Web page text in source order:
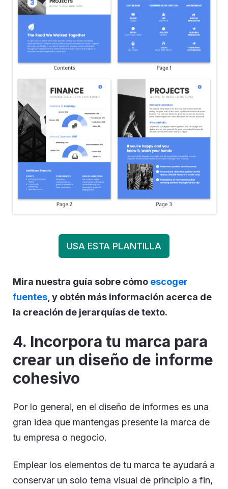
USA ESTA PLANTILLA
Mira nuestra guía sobre cómo escoger
fuentes, y obtén más información acerca de
la creación de jerarquías de texto.
4. Incorpora tu marca para
crear un diseño de informe
cohesivo
Por lo general, en el diseño de informes es una
gran idea que mantengas presente la marca de
tu empresa o negocio.
Emplear los elementos de tu marca te ayudará a
conservar un solo tema visual de principio a fin,